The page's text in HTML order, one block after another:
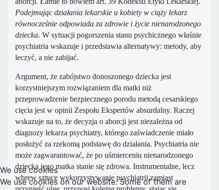
Podejmując działania lekarskie u kobiety w ciąży lekarz
równocześnie odpowiada za zdrowie i życie nienarodzonego
dziecka. W sytuacji pogorszenia stanu psychicznego właśnie
psychiatria wskazuje i przedstawia alternatywy: metody, aby
leczyć, a nie zabijać.
Argument, że zabójstwo donoszonego dziecka jest
korzystniejszym rozwiązaniem dla matki niż
przeprowadzenie bezpiecznego porodu metodą cesarskiego
cięcia jest w opinii Zespołu Ekspertów absurdalny. Raczej
wskazuje na to, że decyzja o aborcji jest niezależna od
diagnozy lekarza psychiatry, którego zaświadczenie miało
posłużyć za rzekomą podstawę do działania. Psychiatria nie
może zagwarantować, że po uśmierceniu nienarodzonego
dziecka jego matka stanie się zdrowa. Instrumentalne, lecz
wbrew sztuce wykorzystywanie psychiatrii zamiast
We use cookies
We use cookies on our website. Some of them are